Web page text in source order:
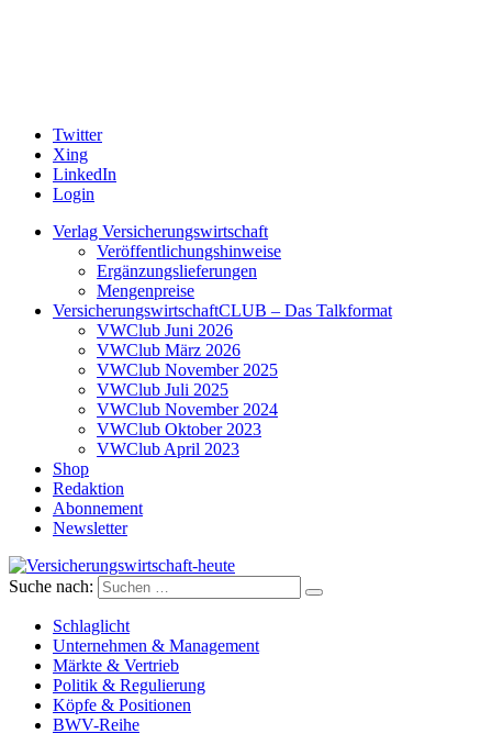
Twitter
Xing
LinkedIn
Login
Verlag Versicherungswirtschaft
Veröffentlichungshinweise
Ergänzungslieferungen
Mengenpreise
VersicherungswirtschaftCLUB – Das Talkformat
VWClub Juni 2026
VWClub März 2026
VWClub November 2025
VWClub Juli 2025
VWClub November 2024
VWClub Oktober 2023
VWClub April 2023
Shop
Redaktion
Abonnement
Newsletter
Versicherungswirtschaft-heute
Suche nach:
Schlaglicht
Unternehmen & Management
Märkte & Vertrieb
Politik & Regulierung
Köpfe & Positionen
BWV-Reihe